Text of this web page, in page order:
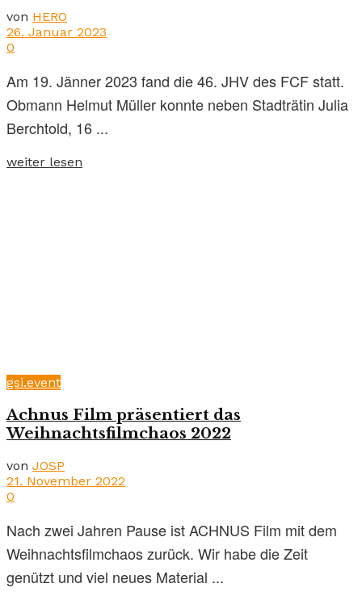
von HERO
26. Januar 2023
0
Am 19. Jänner 2023 fand die 46. JHV des FCF statt.
Obmann Helmut Müller konnte neben Stadträtin Julia
Berchtold, 16 ...
weiter lesen
gsi.event
Achnus Film präsentiert das
Weihnachtsfilmchaos 2022
von JOSP
21. November 2022
0
Nach zwei Jahren Pause ist ACHNUS Film mit dem
Weihnachtsfilmchaos zurück. Wir habe die Zeit
genützt und viel neues Material ...